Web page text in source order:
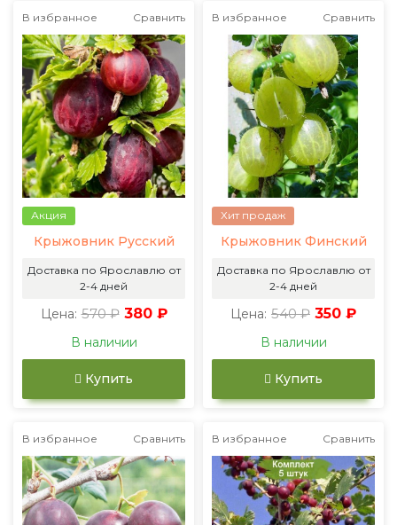
В избранное Сравнить
Акция
Крыжовник Русский
Доставка по Ярославлю от
2-4 дней
Цена: 570 ₽ 380 ₽
В наличии
Купить
В избранное Сравнить
Хит продаж
Крыжовник Финский
Доставка по Ярославлю от
2-4 дней
Цена: 540 ₽ 350 ₽
В наличии
Купить
В избранное Сравнить В избранное Сравнить